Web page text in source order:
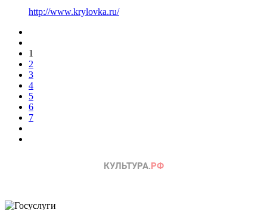
http://www.krylovka.ru/
1
2
3
4
5
6
7